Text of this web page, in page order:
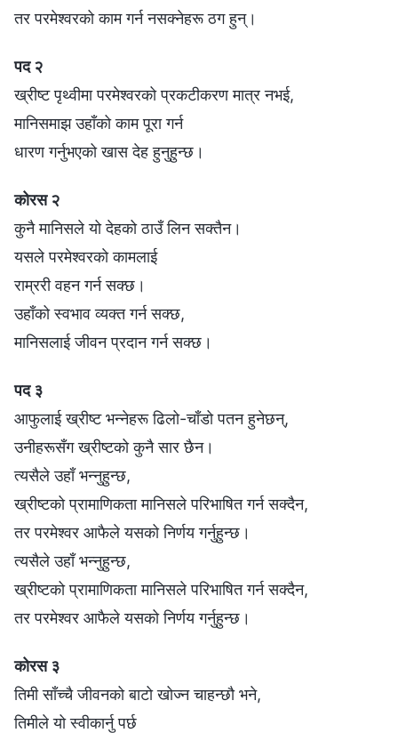
तर परमेश्‍वरको काम गर्न नसक्नेहरू ठग हुन्।
पद २
ख्रीष्ट पृथ्वीमा परमेश्‍वरको प्रकटीकरण मात्र नभई,
मानिसमाझ उहाँको काम पूरा गर्न
धारण गर्नुभएको खास देह हुनुहुन्छ।
कोरस २
कुनै मानिसले यो देहको ठाउँ लिन सक्तैन।
यसले परमेश्‍वरकाे कामलाई
राम्ररी वहन गर्न सक्छ।
उहाँको स्वभाव व्यक्त गर्न सक्छ,
मानिसलाई जीवन प्रदान गर्न सक्छ।
पद ३
आफुलाई ख्रीष्ट भन्नेहरू ढिलो-चाँडो पतन हुनेछन्,
उनीहरूसँग ख्रीष्टको कुनै सार छैन।
त्यसैले उहाँ भन्नुहुन्छ,
ख्रीष्टको प्रामाणिकता मानिसले परिभाषित गर्न सक्दैन,
तर परमेश्‍वर आफैले यसको निर्णय गर्नुहुन्छ।
त्यसैले उहाँ भन्नुहुन्छ,
ख्रीष्टको प्रामाणिकता मानिसले परिभाषित गर्न सक्दैन,
तर परमेश्‍वर आफैले यसको निर्णय गर्नुहुन्छ।
कोरस ३
तिमी साँच्चै जीवनको बाटो खोज्न चाहन्छौ भने,
तिमीले यो स्वीकार्नु पर्छ